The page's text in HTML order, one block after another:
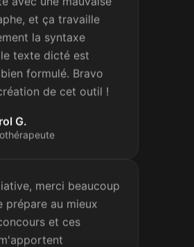
la syntaxe
texte dicté est
formulé. Bravo
de cet outil !
prépare au mieux
et ces
Aujourd'hui, j'ai